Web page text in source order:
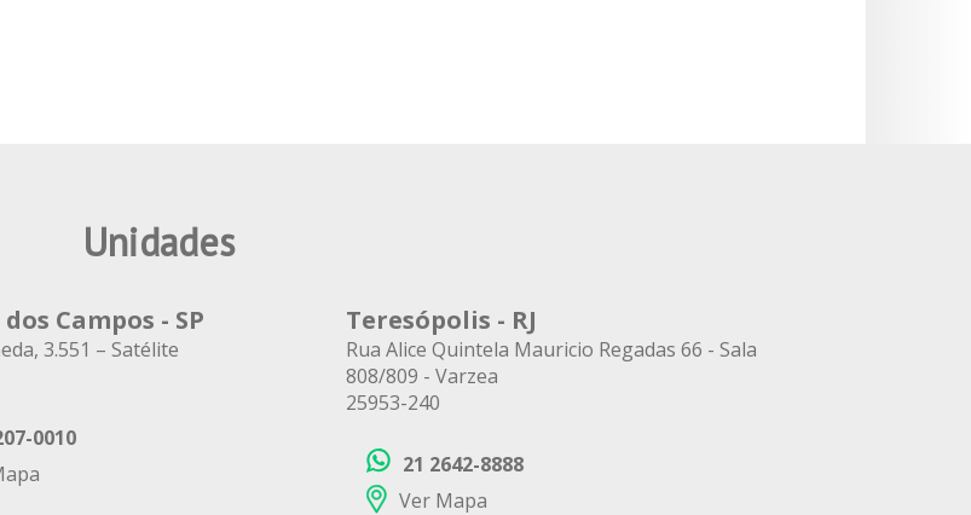
Unidades
dos Campos - SP
3.551 – Satélite
0010
Teresópolis - RJ
Rua Alice Quintela Mauricio Regadas 66 - Sala
808/809 - Varzea
25953-240
21 2642-8888
Ver Mapa